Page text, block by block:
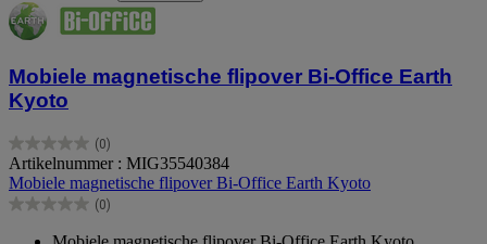
Mobiele magnetische flipover Bi-Office Earth
Kyoto
(0)
0.0
van
de
5
Artikelnummer : MIG35540384
Mobiele magnetische flipover Bi-Office Earth Kyoto
(0)
0.0